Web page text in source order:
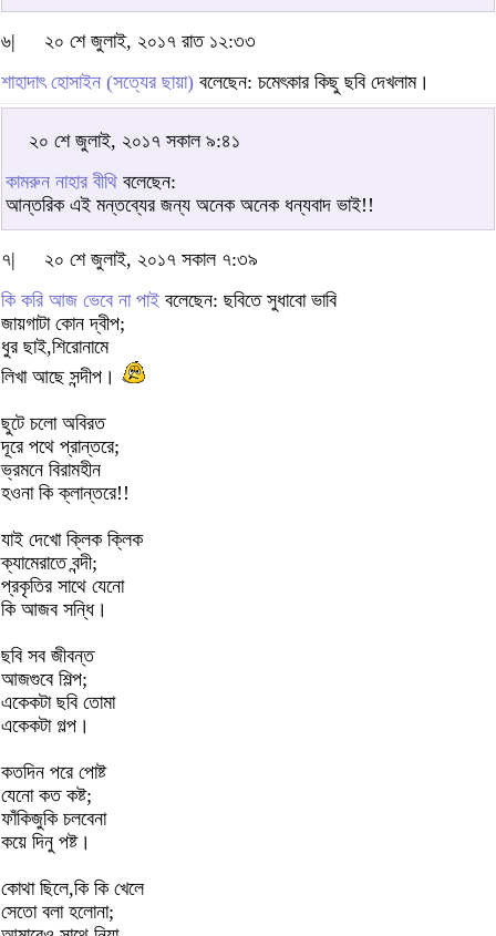
৬|
২০ শে জুলাই, ২০১৭ রাত ১২:৩৩
শাহাদাৎ হোসাইন (সত্যের ছায়া) বলেছেন: চমেৎকার কিছু ছবি দেখলাম।
২০ শে জুলাই, ২০১৭ সকাল ৯:৪১
কামরুন নাহার বীথি বলেছেন:
আন্তরিক এই মন্তব্যের জন্য অনেক অনেক ধন্যবাদ ভাই!!
৭|
২০ শে জুলাই, ২০১৭ সকাল ৭:৩৯
কি করি আজ ভেবে না পাই বলেছেন: ছবিতে সুধাবো ভাবি
জায়গাটা কোন দ্বীপ;
ধুর ছাই,শিরোনামে
লিখা আছে সন্দীপ।
ছুটে চলো অবিরত
দূরে পথে প্রান্তরে;
ভ্রমনে বিরামহীন
হওনা কি ক্লান্তরে!!
যাই দেখো ক্লিক ক্লিক
ক্যামেরাতে বন্দী;
প্রকৃতির সাথে যেনো
কি আজব সন্ধি।
ছবি সব জীবন্ত
আজগুবে শিল্প;
একেকটা ছবি তোমা
একেকটা গল্প।
কতদিন পরে পোষ্ট
যেনো কত কষ্ট;
ফাঁকিজুকি চলবেনা
কয়ে দিনু পষ্ট।
কোথা ছিলে,কি কি খেলে
সেতো বলা হলোনা;